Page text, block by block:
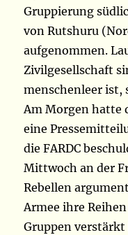
Gruppierung
von Rutshuru
aufgenommen.
Zivilgesellschaft
menschenleer ist,
Am Morgen hatte
eine
die FARDC
Mittwoch an der
Rebellen
Armee ihre
Gruppen